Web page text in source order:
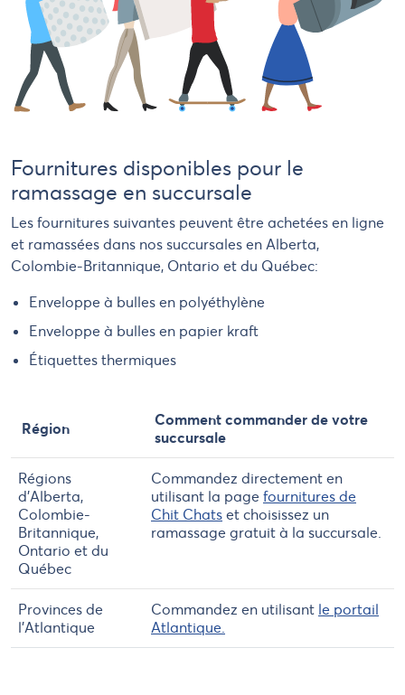
Fournitures disponibles pour le
ramassage en succursale
Les fournitures suivantes peuvent être achetées en ligne
et ramassées dans nos succursales en Alberta,
Colombie-Britannique, Ontario et du Québec:
Enveloppe à bulles en polyéthylène
Enveloppe à bulles en papier kraft
Étiquettes thermiques
Région
Comment commander de votre
succursale
Régions
d'Alberta,
Colombie-
Britannique,
Ontario et du
Québec
Commandez directement en
utilisant la page fournitures de
Chit Chats et choisissez un
ramassage gratuit à la succursale.
Provinces de
l’Atlantique
Commandez en utilisant le portail
Atlantique.